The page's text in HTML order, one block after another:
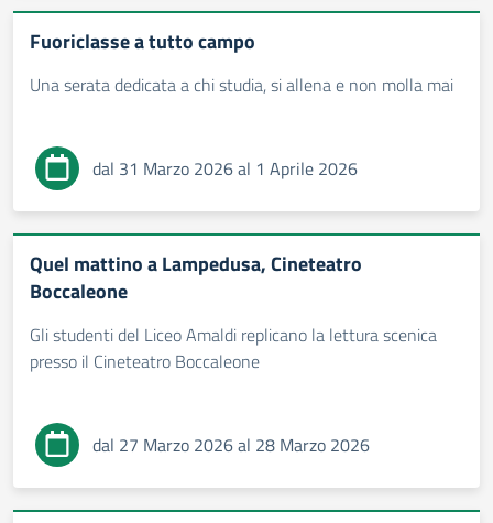
Fuoriclasse a tutto campo
Una serata dedicata a chi studia, si allena e non molla mai
dal 31 Marzo 2026 al 1 Aprile 2026
Quel mattino a Lampedusa, Cineteatro
Boccaleone
Gli studenti del Liceo Amaldi replicano la lettura scenica
presso il Cineteatro Boccaleone
dal 27 Marzo 2026 al 28 Marzo 2026